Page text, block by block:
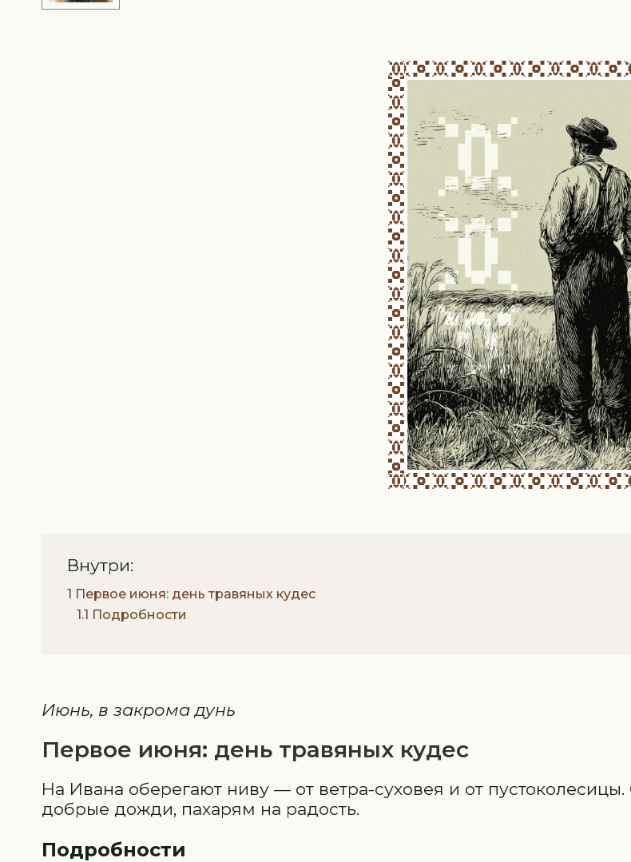
Внутри:
1 Первое июня: день травяных кудес
1.1 Подробности
Июнь, в закрома дунь
Первое июня: день травяных кудес
На Ивана оберегают ниву — от ветра-суховея и от
добрые дожди, пахарям на радость.
Подробности